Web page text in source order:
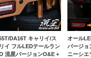
DA16T キャリイ/ス
イ フルLEDテールラン
流星バージョンO&E +
オール
バージョ
ニーシエ